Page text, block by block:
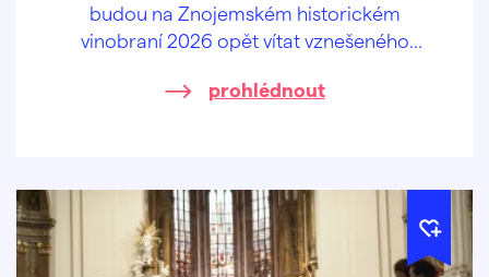
budou na Znojemském historickém
vinobraní 2026 opět vítat vznešeného
oslavovat jiskřivé víno, lahodný burčák a
prohlédnout